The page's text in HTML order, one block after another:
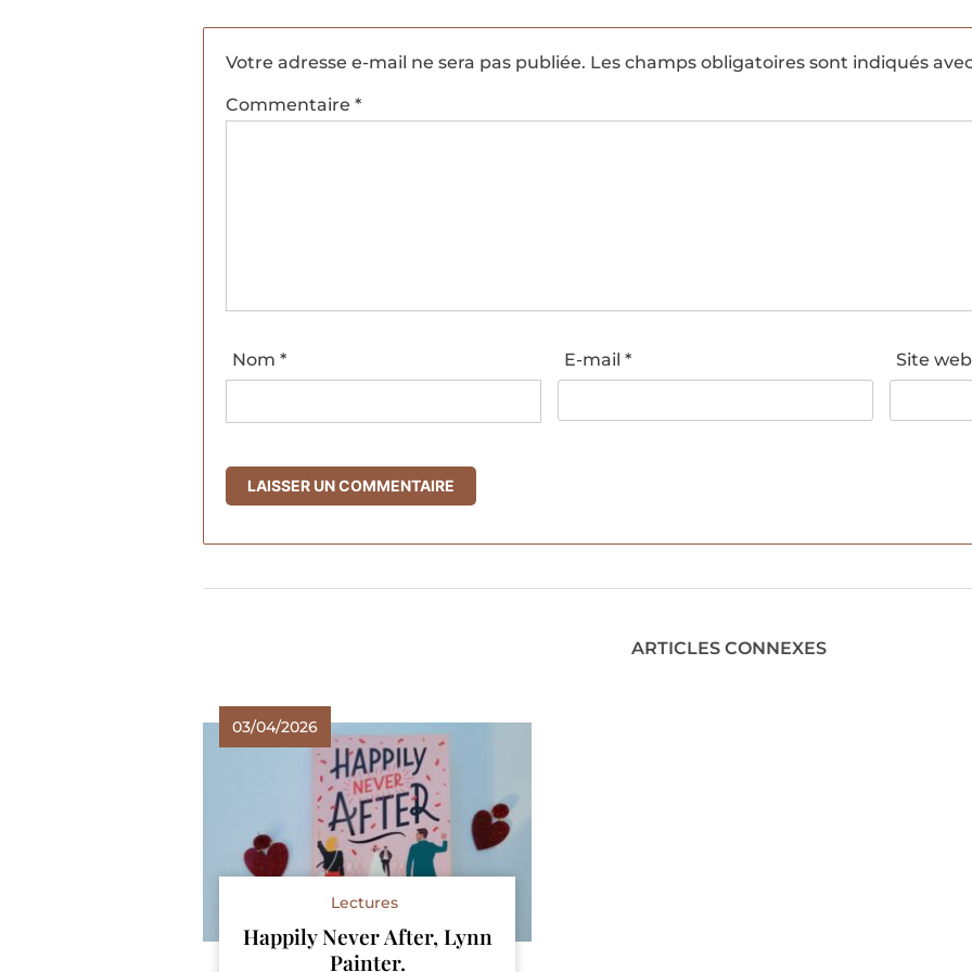
Votre adresse e-mail ne sera pas publiée. Les champs obligatoires sont indiqués
Commentaire *
Nom * E-mail* Site web
ARTICLES CONNEXES
03/04/2026
Lectures
Happily Never After, Lynn
Painter.